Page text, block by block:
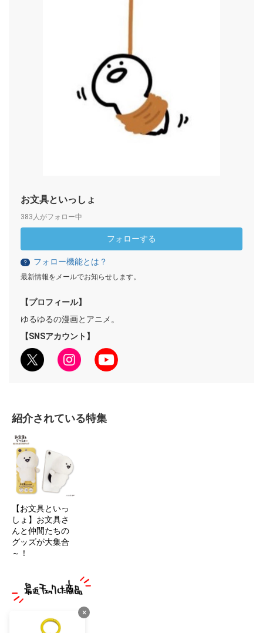
お文具といっしょ
383人がフォロー中
フォローする
？ フォロー機能とは？
最新情報をメールでお知らせします。
【プロフィール】
ゆるゆるの漫画とアニメ。
【SNSアカウント】
紹介されている特集
【お文具といっ
しょ】お文具さ
んと仲間たちの
グッズが大集合
～！
×